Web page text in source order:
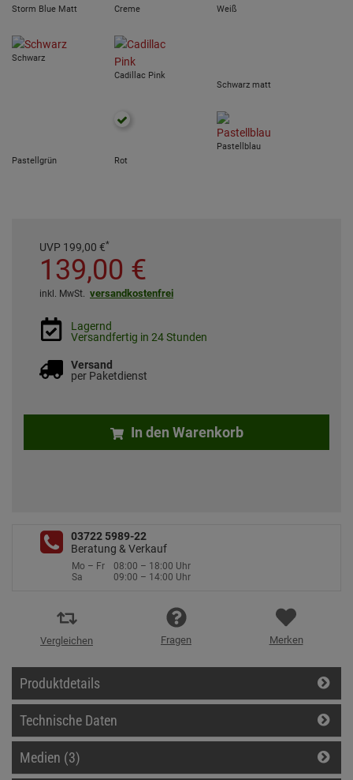
Storm Blue Matt Creme Weiß
Schwarz
Cadillac Pink
Schwarz matt
Pastellgrün Rot
Pastellblau
UVP 199,00 €*
139,00 €
inkl. MwSt. versandkostenfrei
Lagernd
Versandfertig in 24 Stunden
Versand
per Paketdienst
In den Warenkorb
03722 5989-22
Beratung & Verkauf
Mo – Fr
08:00 – 18:00 Uhr
Sa
09:00 – 14:00 Uhr
Vergleichen Fragen Merken
Produktdetails
Technische Daten
Medien (3)